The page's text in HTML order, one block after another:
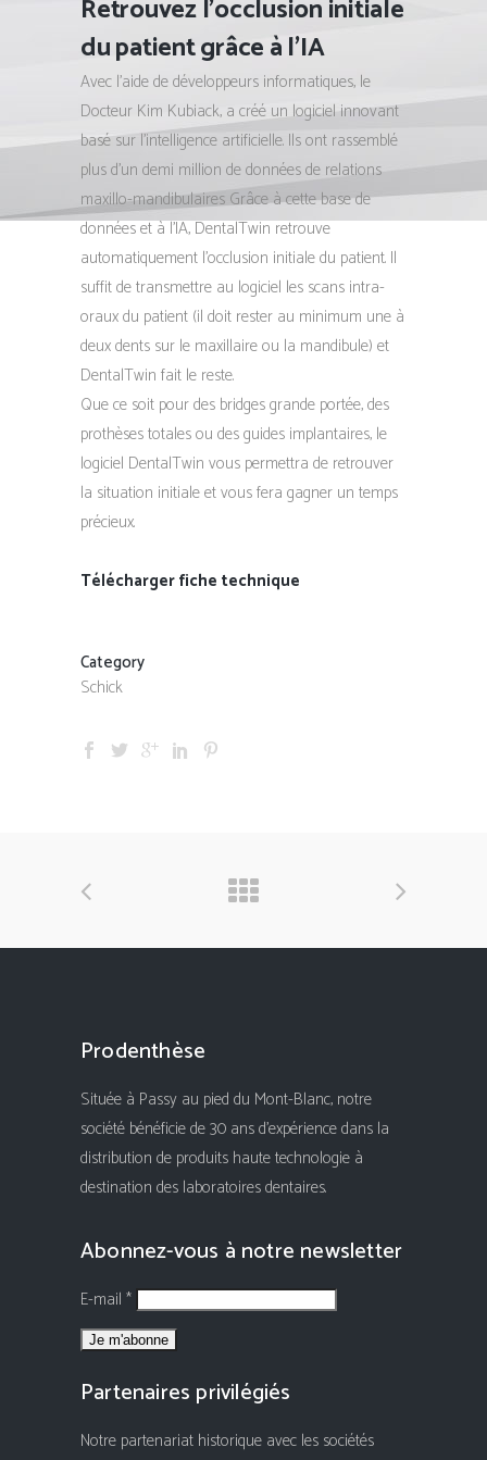
Retrouvez l’occlusion initiale
du patient grâce à l’IA
Avec l’aide de développeurs informatiques, le
Docteur Kim Kubiack, a créé un logiciel innovant
basé sur l’intelligence artificielle. Ils ont rassemblé
plus d’un demi million de données de relations
maxillo-mandibulaires Grâce à cette base de
données et à l’IA, DentalTwin retrouve
automatiquement l’occlusion initiale du patient. Il
suffit de transmettre au logiciel les scans intra-
oraux du patient (il doit rester au minimum une à
deux dents sur le maxillaire ou la mandibule) et
DentalTwin fait le reste.
Que ce soit pour des bridges grande portée, des
prothèses totales ou des guides implantaires, le
logiciel DentalTwin vous permettra de retrouver
la situation initiale et vous fera gagner un temps
précieux.
Télécharger fiche technique
Category
Schick
Prodenthèse
Située à Passy au pied du Mont-Blanc, notre
société bénéficie de 30 ans d'expérience dans la
distribution de produits haute technologie à
destination des laboratoires dentaires.
Abonnez-vous à notre newsletter
E-mail *
Partenaires privilégiés
Notre partenariat historique avec les sociétés